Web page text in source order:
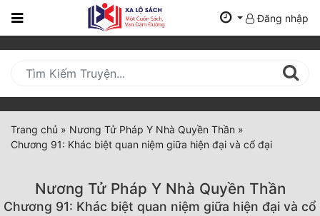
Trang
Mới
Cập
Nhật
(current)
Thể Loại
Đăng nhập
Trang chủ » Nương Tử Pháp Y Nhà Quyền Thần »
Chương 91: Khác biệt quan niệm giữa hiện đại và cổ đại
Nương Tử Pháp Y Nhà Quyền Thần
Chương 91: Khác biệt quan niệm giữa hiện đại và cổ